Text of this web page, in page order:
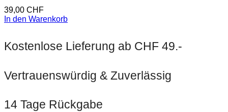
39,00 CHF
In den Warenkorb
Kostenlose Lieferung ab CHF 49.-
Vertrauenswürdig & Zuverlässig
14 Tage Rückgabe